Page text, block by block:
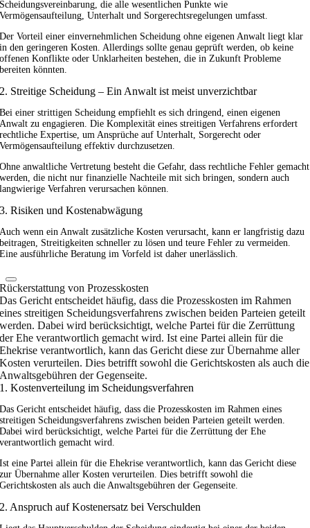
Scheidungsvereinbarung, die alle wesentlichen Punkte wie
Vermögensaufteilung, Unterhalt und Sorgerechtsregelungen umfasst.
Der Vorteil einer einvernehmlichen Scheidung ohne eigenen Anwalt liegt klar
in den geringeren Kosten. Allerdings sollte genau geprüft werden, ob keine
offenen Konflikte oder Unklarheiten bestehen, die in Zukunft Probleme
bereiten könnten.
2. Streitige Scheidung – Ein Anwalt ist meist unverzichtbar
Bei einer strittigen Scheidung empfiehlt es sich dringend, einen eigenen
Anwalt zu engagieren. Die Komplexität eines streitigen Verfahrens erfordert
rechtliche Expertise, um Ansprüche auf Unterhalt, Sorgerecht oder
Vermögensaufteilung effektiv durchzusetzen.
Ohne anwaltliche Vertretung besteht die Gefahr, dass rechtliche Fehler gemacht
werden, die nicht nur finanzielle Nachteile mit sich bringen, sondern auch
langwierige Verfahren verursachen können.
3. Risiken und Kostenabwägung
Auch wenn ein Anwalt zusätzliche Kosten verursacht, kann er langfristig dazu
beitragen, Streitigkeiten schneller zu lösen und teure Fehler zu vermeiden.
Eine ausführliche Beratung im Vorfeld ist daher unerlässlich.
Rückerstattung von Prozesskosten
Das Gericht entscheidet häufig, dass die Prozesskosten im Rahmen
eines streitigen Scheidungsverfahrens zwischen beiden Parteien geteilt
werden. Dabei wird berücksichtigt, welche Partei für die Zerrüttung
der Ehe verantwortlich gemacht wird. Ist eine Partei allein für die
Ehekrise verantwortlich, kann das Gericht diese zur Übernahme aller
Kosten verurteilen. Dies betrifft sowohl die Gerichtskosten als auch die
Anwaltsgebühren der Gegenseite.
1. Kostenverteilung im Scheidungsverfahren
Das Gericht entscheidet häufig, dass die Prozesskosten im Rahmen eines
streitigen Scheidungsverfahrens zwischen beiden Parteien geteilt werden.
Dabei wird berücksichtigt, welche Partei für die Zerrüttung der Ehe
verantwortlich gemacht wird.
Ist eine Partei allein für die Ehekrise verantwortlich, kann das Gericht diese
zur Übernahme aller Kosten verurteilen. Dies betrifft sowohl die
Gerichtskosten als auch die Anwaltsgebühren der Gegenseite.
2. Anspruch auf Kostenersatz bei Verschulden